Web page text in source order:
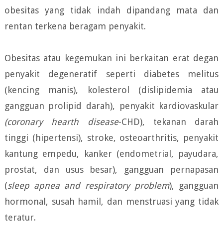
obesitas yang tidak indah dipandang mata dan
rentan terkena beragam penyakit.
Obesitas atau kegemukan ini berkaitan erat degan
penyakit degeneratif seperti diabetes melitus
(kencing manis), kolesterol (dislipidemia atau
gangguan prolipid darah), penyakit kardiovaskular
(coronary hearth disease-CHD), tekanan darah
tinggi (hipertensi), stroke, osteoarthritis, penyakit
kantung empedu, kanker (endometrial, payudara,
prostat, dan usus besar), gangguan pernapasan
(sleep apnea and respiratory problem), gangguan
hormonal, susah hamil, dan menstruasi yang tidak
teratur.